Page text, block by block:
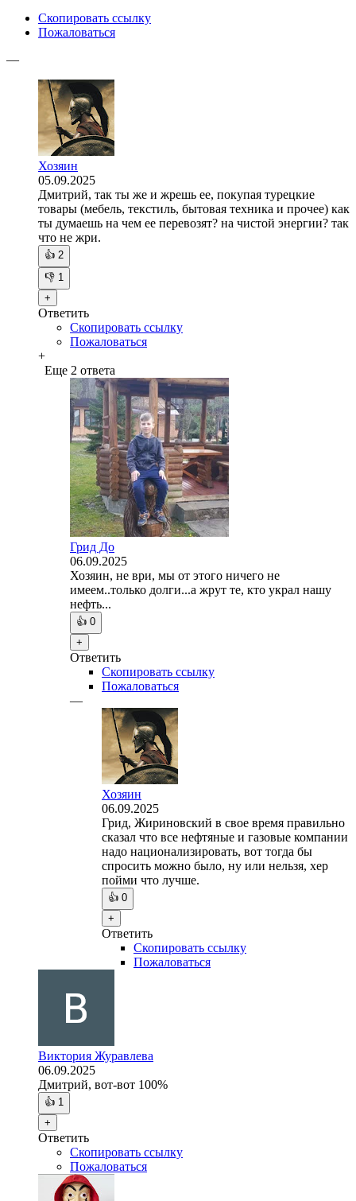
Скопировать ссылку
Пожаловаться
—
Хозяин
05.09.2025
Дмитрий, так ты же и жрешь ее, покупая турецкие
товары (мебель, текстиль, бытовая техника и прочее) как
ты думаешь на чем ее перевозят? на чистой энергии? так
что не жри.
👍 2
👎 1
+
Ответить
Скопировать ссылку
Пожаловаться
+
Еще 2 ответа
Грид До
06.09.2025
Хозяин, не ври, мы от этого ничего не
имеем..только долги...а жрут те, кто украл нашу
нефть...
👍 0
+
Ответить
Скопировать ссылку
Пожаловаться
—
Хозяин
06.09.2025
Грид, Жириновский в свое время правильно
сказал что все нефтяные и газовые компании
надо национализировать, вот тогда бы
спросить можно было, ну или нельзя, хер
пойми что лучше.
👍 0
+
Ответить
Скопировать ссылку
Пожаловаться
Виктория Журавлева
06.09.2025
Дмитрий, вот-вот 100%
👍 1
+
Ответить
Скопировать ссылку
Пожаловаться